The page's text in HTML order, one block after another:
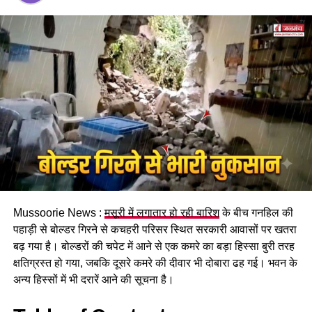
पढ़े धामी कैबिनेट के प्रमुख फैसले
GST संशोधित अध्यादेश को मंजूरी।
नैनीताल हाईकोर्ट के लिए हल्द्वानी गौलापार में 30 हेक्टेयर जमीन
देने का फैसला।
राज्य क्रीड़ा विश्वविद्यालय हल्द्वानी के लिए 122 पदों के सृजन को
Mussoorie News :मसूरी में लगातार हो रही बारिशके बीच गनहिल की
पहाड़ी से बोल्डर गिरने से कचहरी परिसर स्थित सरकारी आवासों पर खतरा
बढ़ गया है। बोल्डरों की चपेट में आने से एक कमरे का बड़ा हिस्सा बुरी तरह
क्षतिग्रस्त हो गया, जबकि दूसरे कमरे की दीवार भी दोबारा ढह गई। भवन के
अन्य हिस्सों में भी दरारें आने की सूचना है।